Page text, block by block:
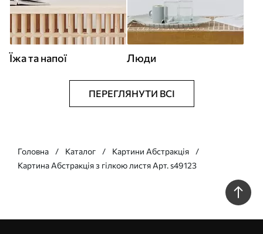
Їжа та напої Люди
ПЕРЕГЛЯНУТИ ВСІ
Головна Каталог
Картини Абстракція
Картина Абстракція з гілкою листя Арт. s49123